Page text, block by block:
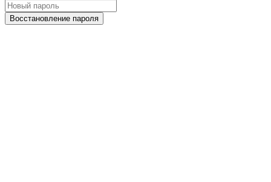
Восстановление пароля